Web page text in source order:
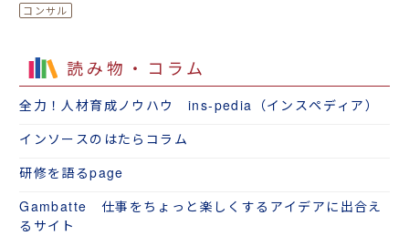
読み物・コラム
全力！人材育成ノウハウ ins-pedia（インスペディア）
インソースのはたらコラム
研修を語るpage
Gambatte 仕事をちょっと楽しくするアイデアに出合え
るサイト